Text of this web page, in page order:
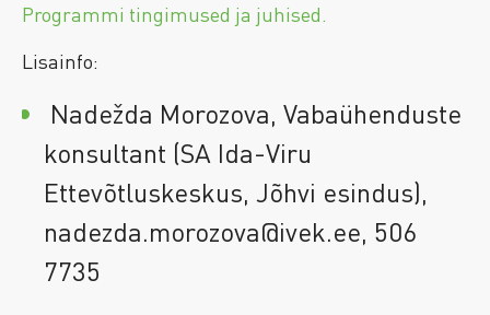
Programmi tingimused ja juhised.
Lisainfo:
Nadežda Morozova, Vabaühenduste
konsultant (SA Ida-Viru
Ettevõtluskeskus, Jõhvi esindus),
nadezda.morozova@ivek.ee, 506
7735